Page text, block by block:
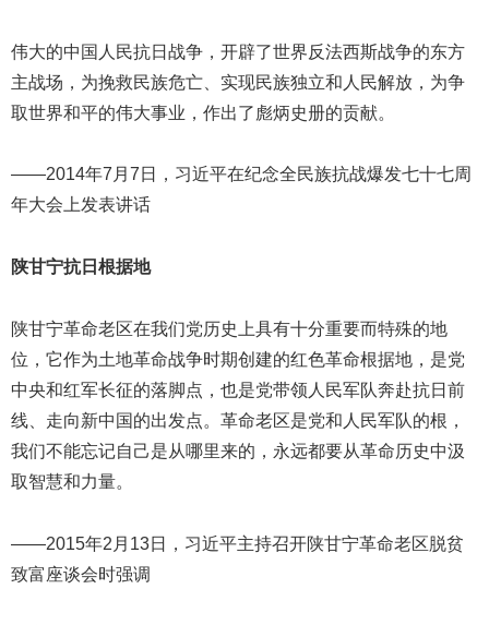
伟大的中国人民抗日战争，开辟了世界反法西斯战争的东方
主战场，为挽救民族危亡、实现民族独立和人民解放，为争
取世界和平的伟大事业，作出了彪炳史册的贡献。
——2014年7月7日，习近平在纪念全民族抗战爆发七十七周
年大会上发表讲话
陕甘宁抗日根据地
陕甘宁革命老区在我们党历史上具有十分重要而特殊的地
位，它作为土地革命战争时期创建的红色革命根据地，是党
中央和红军长征的落脚点，也是党带领人民军队奔赴抗日前
线、走向新中国的出发点。革命老区是党和人民军队的根，
我们不能忘记自己是从哪里来的，永远都要从革命历史中汲
取智慧和力量。
——2015年2月13日，习近平主持召开陕甘宁革命老区脱贫
致富座谈会时强调